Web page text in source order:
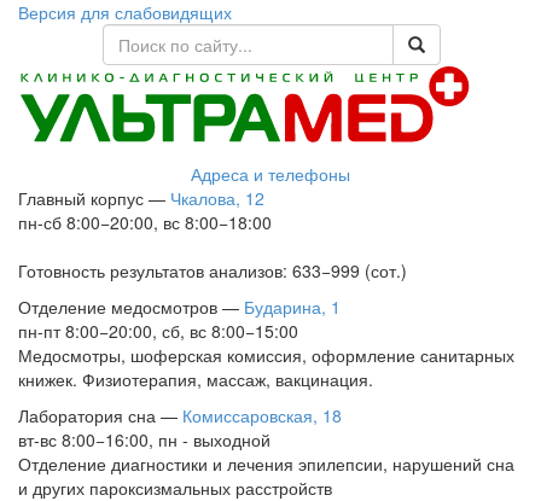
Версия для слабовидящих
Адреса и телефоны
Главный корпус — Чкалова, 12
пн-сб 8:00−20:00, вс 8:00−18:00
Готовность результатов анализов: 633−999 (сот.)
Отделение медосмотров — Бударина, 1
пн-пт 8:00−20:00, сб, вс 8:00−15:00
Медосмотры, шоферская комиссия, оформление санитарных
книжек. Физиотерапия, массаж, вакцинация.
Лаборатория сна — Комиссаровская, 18
вт-вс 8:00−16:00, пн - выходной
Отделение диагностики и лечения эпилепсии, нарушений сна
и других пароксизмальных расстройств